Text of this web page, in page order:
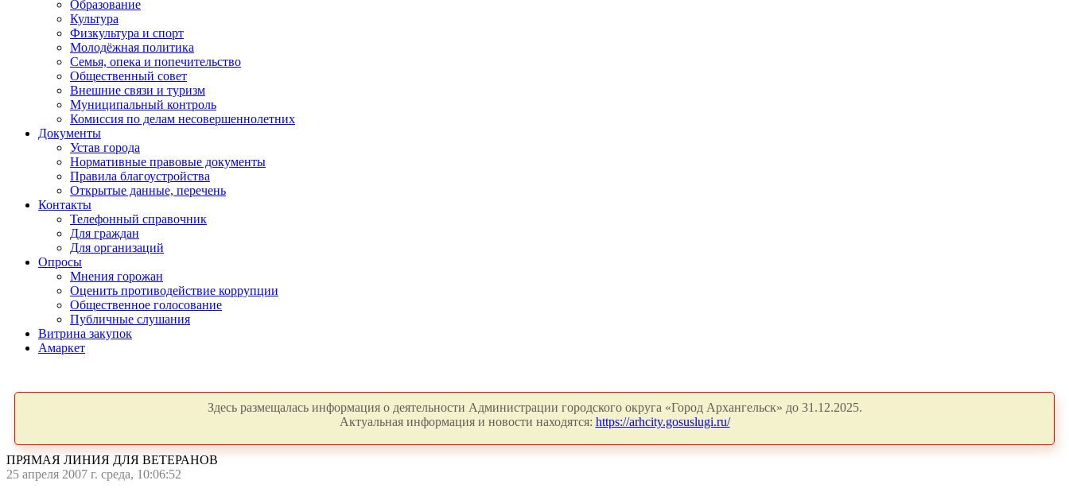
Образование
Культура
Физкультура и спорт
Молодёжная политика
Семья, опека и попечительство
Общественный совет
Внешние связи и туризм
Муниципальный контроль
Комиссия по делам несовершеннолетних
Документы
Устав города
Нормативные правовые документы
Правила благоустройства
Открытые данные, перечень
Контакты
Телефонный справочник
Для граждан
Для организаций
Опросы
Мнения горожан
Оценить противодействие коррупции
Общественное голосование
Публичные слушания
Витрина закупок
Амаркет
Здесь размещалась информация о деятельности Администрации городского округа «Город Архангельск» до 31.12.2025.
Актуальная информация и новости находятся: https://arhcity.gosuslugi.ru/
ПРЯМАЯ ЛИНИЯ ДЛЯ ВЕТЕРАНОВ
25 апреля 2007 г. среда, 10:06:52